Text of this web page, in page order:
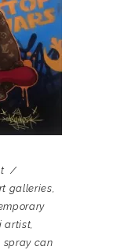
galleries,
artist,
spray can